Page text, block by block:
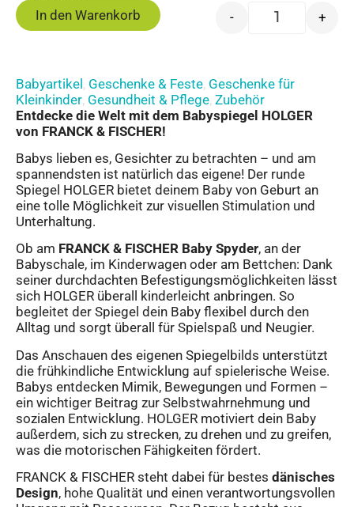
- +
In den Warenkorb
Babyartikel, Geschenke & Feste, Geschenke für
Kleinkinder, Gesundheit & Pflege, Zubehör
Entdecke die Welt mit dem Babyspiegel HOLGER
von FRANCK & FISCHER!
Babys lieben es, Gesichter zu betrachten – und am
spannendsten ist natürlich das eigene! Der runde
Spiegel HOLGER bietet deinem Baby von Geburt an
eine tolle Möglichkeit zur visuellen Stimulation und
Unterhaltung.
Ob am FRANCK & FISCHER Baby Spyder, an der
Babyschale, im Kinderwagen oder am Bettchen: Dank
seiner durchdachten Befestigungsmöglichkeiten lässt
sich HOLGER überall kinderleicht anbringen. So
begleitet der Spiegel dein Baby flexibel durch den
Alltag und sorgt überall für Spielspaß und Neugier.
Das Anschauen des eigenen Spiegelbilds unterstützt
die frühkindliche Entwicklung auf spielerische Weise.
Babys entdecken Mimik, Bewegungen und Formen –
ein wichtiger Beitrag zur Selbstwahrnehmung und
sozialen Entwicklung. HOLGER motiviert dein Baby
außerdem, sich zu strecken, zu drehen und zu greifen,
was die motorischen Fähigkeiten fördert.
FRANCK & FISCHER steht dabei für bestes dänisches
Design, hohe Qualität und einen verantwortungsvollen